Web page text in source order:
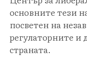
основните тези
посветен на
регулаторните и
страната.